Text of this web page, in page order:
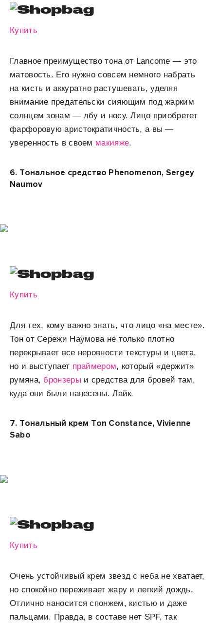
Купить
Главное преимущество тона от Lancome — это
матовость. Его нужно совсем немного набрать
на кисть и аккуратно растушевать, уделяя
внимание предательски сияющим под жарким
солнцем зонам — лбу и носу. Лицо приобретет
фарфоровую аристократичность, а вы —
уверенность в своем макияже.
6. Тональное средство Phenomenon, Sergey
Naumov
Купить
Для тех, кому важно знать, что лицо «на месте».
Тон от Сережи Наумова не только плотно
перекрывает все неровности текстуры и цвета,
но и выступает праймером, который «держит»
румяна, бронзеры и средства для бровей там,
куда они были нанесены. Лайк.
7. Тональный крем Ton Constance, Vivienne
Sabo
Купить
Очень устойчивый крем звезд с неба не хватает,
но спокойно переживает жару и легкий дождь.
Отлично наносится спонжем, кистью и даже
пальцами. Правда, в составе нет SPF, так